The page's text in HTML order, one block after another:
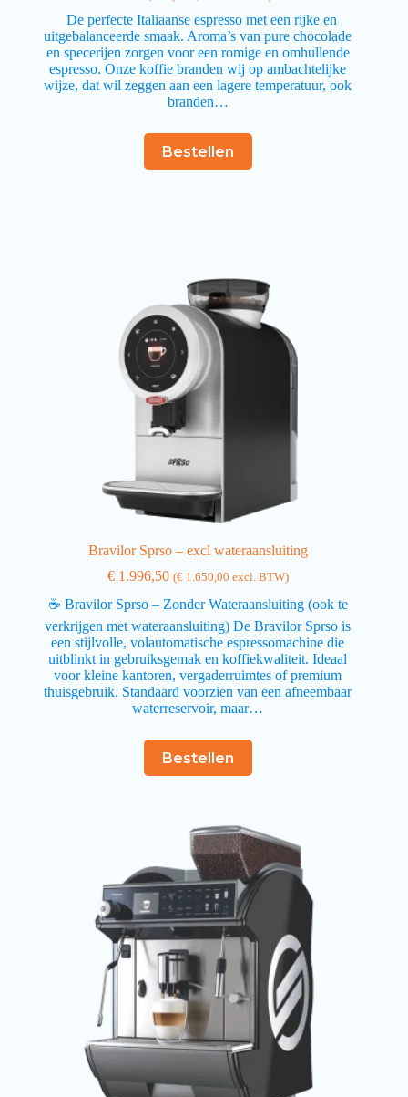
De perfecte Italiaanse espresso met een rijke en
uitgebalanceerde smaak. Aroma’s van pure chocolade
en specerijen zorgen voor een romige en omhullende
espresso. Onze koffie branden wij op ambachtelijke
wijze, dat wil zeggen aan een lagere temperatuur, ook
branden…
Bestellen
Bravilor Sprso – excl wateraansluiting
€1.996,50 (€1.650,00 excl. BTW)
☕ Bravilor Sprso – Zonder Wateraansluiting (ook te
verkrijgen met wateraansluiting) De Bravilor Sprso is
een stijlvolle, volautomatische espressomachine die
uitblinkt in gebruiksgemak en koffiekwaliteit. Ideaal
voor kleine kantoren, vergaderruimtes of premium
thuisgebruik. Standaard voorzien van een afneembaar
waterreservoir, maar…
Bestellen